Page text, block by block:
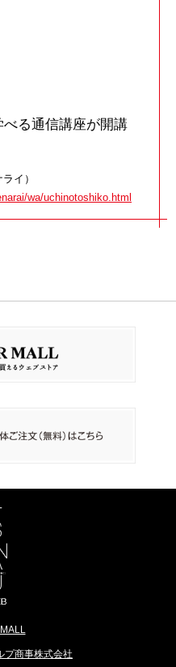
べる通信講座が開講
イ）
wa/uchinotoshiko.html
プ商事株式会社